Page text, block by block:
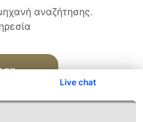
Live chat
αναζήτησης.